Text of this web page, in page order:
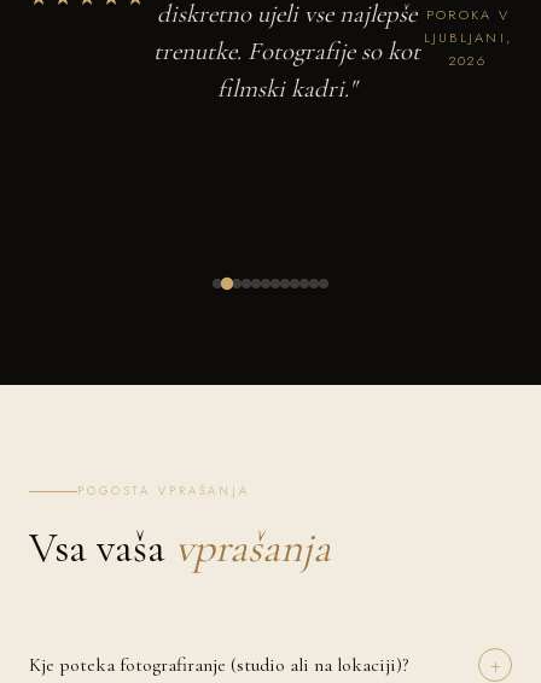
diskretno ujeli vse najlepše
trenutke. Fotografije so kot
filmski kadri."
POROKA V
LJUBLJANI,
2026
POGOSTA VPRAŠANJA
Vsa vaša vprašanja
Kje poteka fotografiranje (studio ali na lokaciji)? +